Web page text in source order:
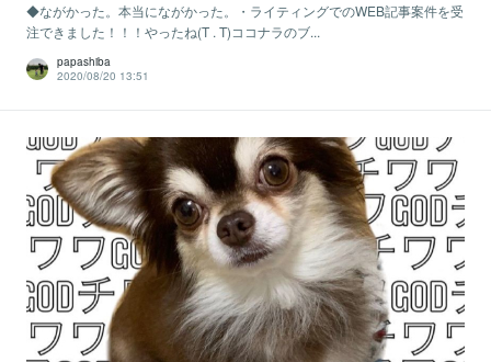
◆ながかった。本当にながかった。・ライティングでのWEB記事案件を受
注できました！！！やったね(T . T)ココナラのブ...
papashiba
2020/08/20 13:51